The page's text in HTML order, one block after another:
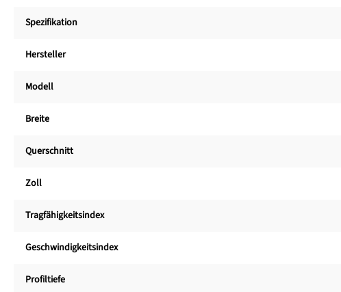
Spezifikation
Hersteller
Modell
Breite
Querschnitt
Zoll
Tragfähigkeitsindex
Geschwindigkeitsindex
Profiltiefe